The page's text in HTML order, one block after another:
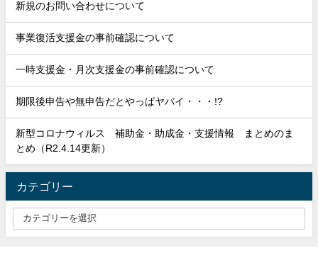
新規のお問い合わせについて
事業復活支援金の事前確認について
一時支援金・月次支援金の事前確認について
期限後申告や無申告だとやっぱヤバイ・・・!?
新型コロナウィルス 補助金・助成金・支援情報 まとめのま
とめ（R2.4.14更新）
カテゴリー